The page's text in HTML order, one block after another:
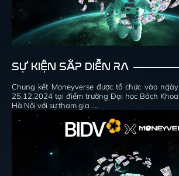
SỰ KIỆN SẮP DIỄN RA
Chung kết Moneyverse được tổ chức vào ngày
25.12.2024 tại điểm trường Đại học Bách Khoa
Hà Nội với sự tham gia ....